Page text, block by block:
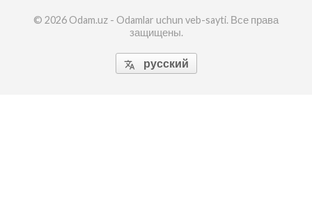
© 2026 Odam.uz - Odamlar uchun veb-sayti. Все права
защищены.
 русский